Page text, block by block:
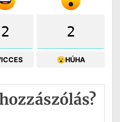
2 2
😮HÚHA